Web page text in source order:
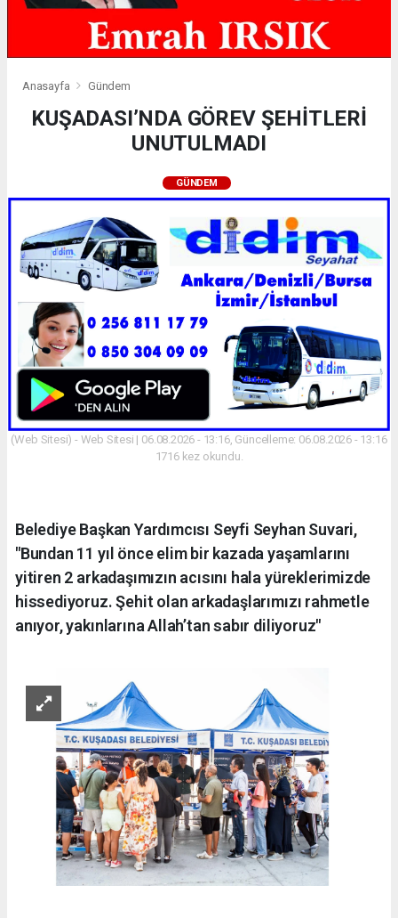
Anasayfa Gündem
KUŞADASI’NDA GÖREV ŞEHİTLERİ
UNUTULMADI
GÜNDEM
(Web Sitesi) - Web Sitesi | 06.08.2026 - 13:16, Güncelleme: 06.08.2026 - 13:16
1716 kez okundu.
Belediye Başkan Yardımcısı Seyfi Seyhan Suvari,
"Bundan 11 yıl önce elim bir kazada yaşamlarını
yitiren 2 arkadaşımızın acısını hala yüreklerimizde
hissediyoruz. Şehit olan arkadaşlarımızı rahmetle
anıyor, yakınlarına Allah’tan sabır diliyoruz"